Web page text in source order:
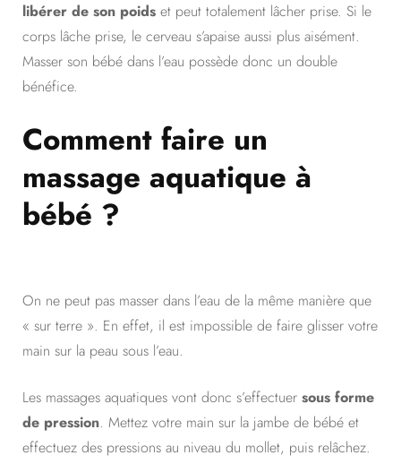
libérer de son poids et peut totalement lâcher prise. Si le
corps lâche prise, le cerveau s’apaise aussi plus aisément.
Masser son bébé dans l’eau possède donc un double
bénéfice.
Comment faire un
massage aquatique à
bébé ?
On ne peut pas masser dans l’eau de la même manière que
« sur terre ». En effet, il est impossible de faire glisser votre
main sur la peau sous l’eau.
Les massages aquatiques vont donc s’effectuer sous forme
de pression. Mettez votre main sur la jambe de bébé et
effectuez des pressions au niveau du mollet, puis relâchez.